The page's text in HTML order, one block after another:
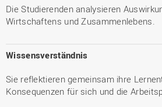
Die Studierenden analysieren
Wirtschaftens und Zusammenlebens.
Wissensverständnis
Sie reflektieren gemeinsam ihre
Konsequenzen für sich und die